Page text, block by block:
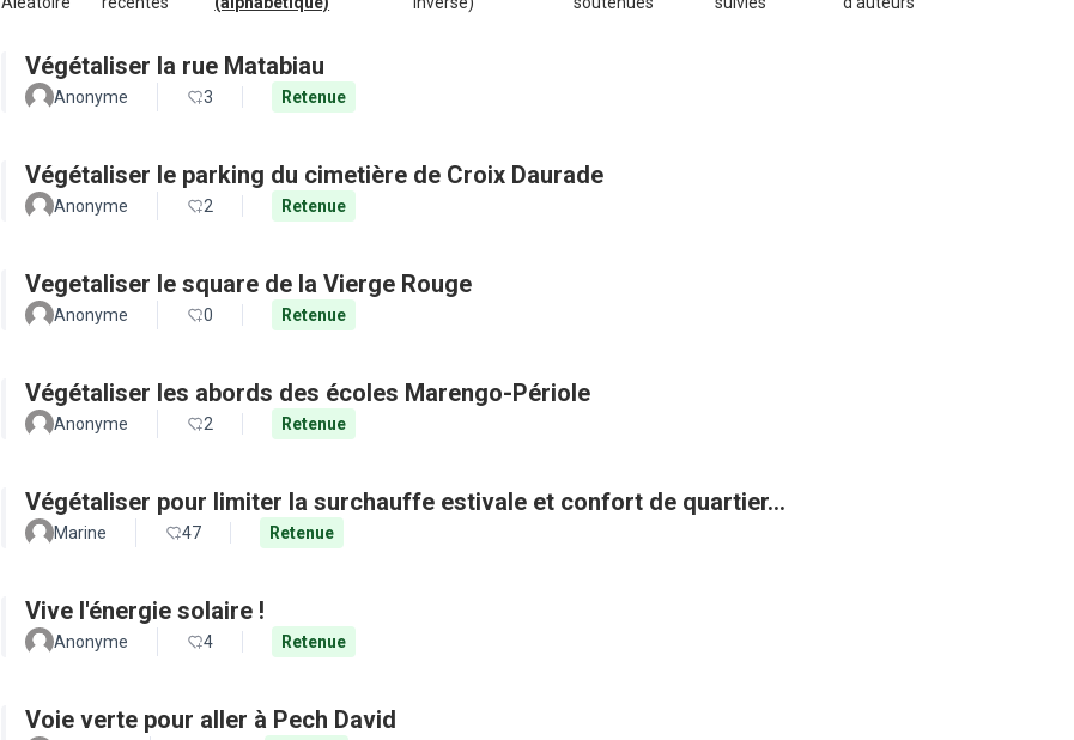
Végétaliser la rue Matabiau
Anonyme 3 Retenue
Végétaliser le parking du cimetière de Croix Daurade
Anonyme 2 Retenue
Vegetaliser le square de la Vierge Rouge
Anonyme 0 Retenue
Végétaliser les abords des écoles Marengo-Périole
Anonyme 2 Retenue
Végétaliser pour limiter la surchauffe estivale et confort de quartier...
Marine 47 Retenue
Vive l'énergie solaire !
Anonyme 4 Retenue
Voie verte pour aller à Pech David